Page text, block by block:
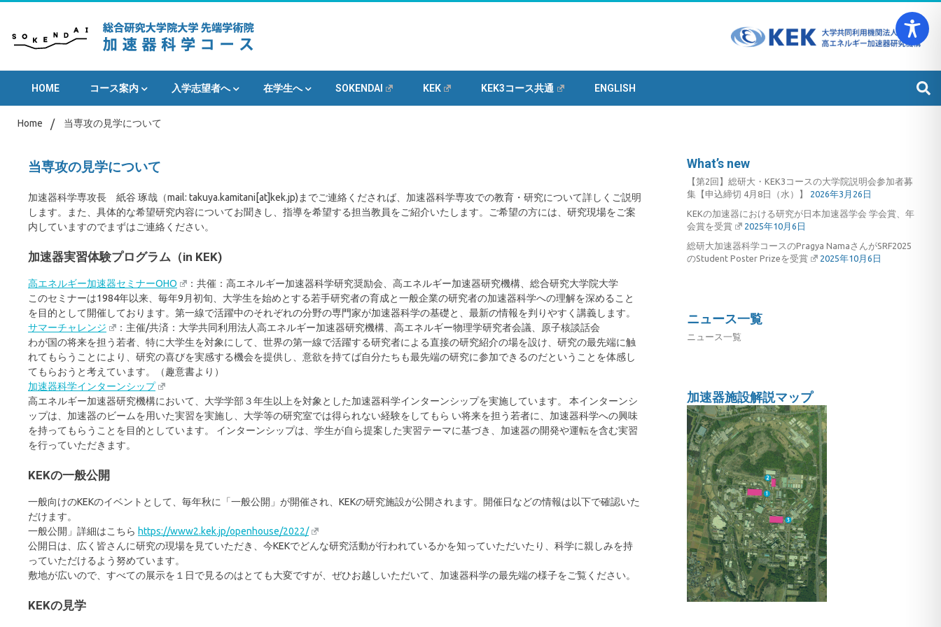
content
総合研究大学院大学 先端学術院 加速器
科学コース
総研大 加速器科学コース
HOME
コース案内 入学志望者へ 在学生へ SOKENDAI KEK KEK3コース共通 ENGLISH
Home 当専攻の見学について
当専攻の見学について
加速器科学専攻長 紙谷 琢哉（mail: takuya.kamitani[at]kek.jp)までご連絡くだされば、加速器科学専攻での教育・研究について詳しくご説明
します。また、具体的な希望研究内容についてお聞きし、指導を希望する担当教員をご紹介いたします。ご希望の方には、研究現場をご案
内していますのでまずはご連絡ください。
加速器実習体験プログラム（in KEK)
高エネルギー加速器セミナーOHO ：共催：高エネルギー加速器科学研究奨励会、高エネルギー加速器研究機構、総合研究大学院大学
このセミナーは1984年以来、毎年9月初旬、大学生を始めとする若手研究者の育成と一般企業の研究者の加速器科学への理解を深めること
を目的として開催しております。第一線で活躍中のそれぞれの分野の専門家が加速器科学の基礎と、最新の情報を判りやすく講義します。
サマーチャレンジ
： 主催/共済：大学共同利用法人高エネルギー加速器研究機構、高エネルギー物理学研究者会議、原子核談話会
わが国の将来を担う若者、特に大学生を対象にして、世界の第一線で活躍する研究者による直接の研究紹介の場を設け、研究の最先端に触
れてもらうことにより、研究の喜びを実感する機会を提供し、意欲を持てば自分たちも最先端の研究に参加できるのだということを体感し
てもらおうと考えています。（趣意書より）
加速器科学インターンシップ
高エネルギー加速器研究機構において、大学学部３年生以上を対象とした加速器科学インターンシップを実施しています。 本インターンシ
ップは、加速器のビームを用いた実習を実施し、大学等の研究室では得られない経験をしてもら い将来を担う若者に、加速器科学への興味
を持ってもらうことを目的としています。 インターンシップは、学生が自ら提案した実習テーマに基づき、加速器の開発や運転を含む実習
を行っていただきます。
KEKの一般公開
一般向けのKEKのイベントとして、毎年秋に「一般公開」が開催され、KEKの研究施設が公開されます。開催日などの情報は以下で確認いた
だけます。
一般公開」詳細はこちら https://www2.kek.jp/openhouse/2022/
公開日は、広く皆さんに研究の現場を見ていただき、今KEKでどんな研究活動が行われているかを知っていただいたり、科学に親しみを持
っていただけるよう努めています。
敷地が広いので、すべての展示を１日で見るのはとても大変ですが、ぜひお越しいただいて、加速器科学の最先端の様子をご覧ください。
KEKの見学
What’s new
【第2回】総研大・KEK3コースの大学院説明会参加者募
集【申込締切 4月8日（水）】
2026年3月26日
KEKの加速器における研究が日本加速器学会 学会賞、年
会賞を受賞
2025年10月6日
総研大加速器科学コースのPragya NamaさんがSRF2025
のStudent Poster Prizeを受賞
2025年10月6日
ニュース一覧
ニュース一覧
加速器施設解説マップ